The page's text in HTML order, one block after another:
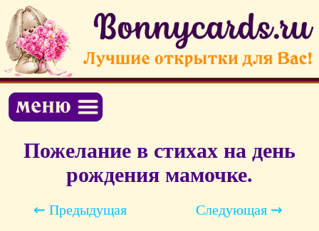
Пожелание в стихах на день
рождения мамочке.
⇜ Предыдущая Следующая ⇝